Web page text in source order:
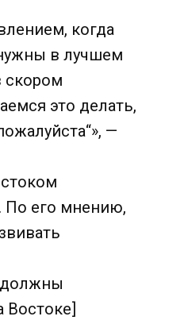
когда
в лучшем
скором
это делать,
—
По его мнению,
должны
Востоке]